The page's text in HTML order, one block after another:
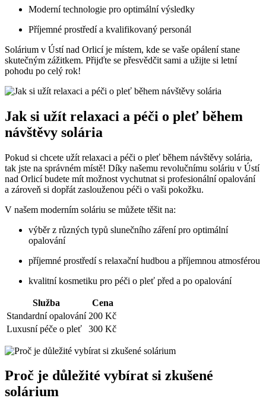
Moderní technologie pro optimální výsledky
Příjemné prostředí a kvalifikovaný personál
Solárium v Ústí nad Orlicí je místem, kde se vaše opálení stane
skutečným zážitkem. Přijďte se přesvědčit sami a užijte si letní
pohodu po celý rok!
Jak si užít relaxaci a péči o pleť během
návštěvy solária
Pokud si chcete užít relaxaci a péči o pleť během návštěvy solária,
tak jste na správném místě! Díky našemu revolučnímu soláriu v Ústí
nad Orlicí budete mít možnost vychutnat si profesionální opalování
a zároveň si dopřát zaslouženou péči o vaši pokožku.
V našem moderním soláriu se můžete těšit na:
výběr z různých typů slunečního záření pro optimální
opalování
příjemné prostředí s relaxační hudbou a příjemnou atmosférou
kvalitní kosmetiku pro péči o pleť před a po opalování
Služba
Cena
Standardní opalování 200 Kč
Luxusní péče o pleť
300 Kč
Proč je důležité vybírat si zkušené
solárium